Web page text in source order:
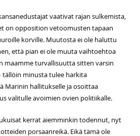
vaativat rajan sulkemista,
on opposition vetoomusten tapaan
korville. Muutosta ei ole haluttu
että pian ei ole muuta vaihtoehtoa
maamme turvallisuutta sitten varsin
tällöin minusta tulee harkita
Marinin hallitukselle ja osoittaa
valitulle avoimien ovien politiikalle.
kerrat aiemminkin todennut, nyt
porsaanreikä. Eikä tämä ole